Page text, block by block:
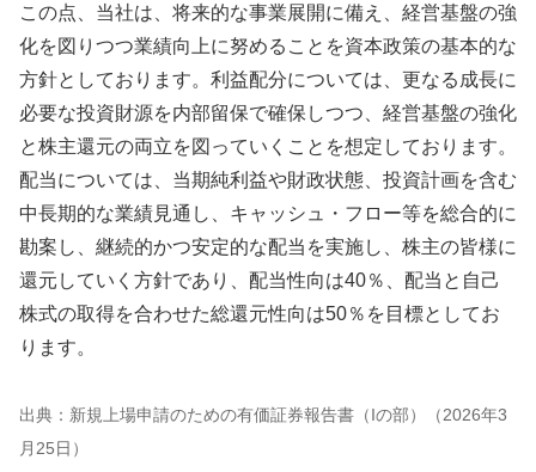
この点、当社は、将来的な事業展開に備え、経営基盤の強
化を図りつつ業績向上に努めることを資本政策の基本的な
方針としております。利益配分については、更なる成長に
必要な投資財源を内部留保で確保しつつ、経営基盤の強化
と株主還元の両立を図っていくことを想定しております。
配当については、当期純利益や財政状態、投資計画を含む
中長期的な業績見通し、キャッシュ・フロー等を総合的に
勘案し、継続的かつ安定的な配当を実施し、株主の皆様に
還元していく方針であり、配当性向は40％、配当と自己
株式の取得を合わせた総還元性向は50％を目標としてお
ります。
出典：新規上場申請のための有価証券報告書（Iの部）（2026年3
月25日）